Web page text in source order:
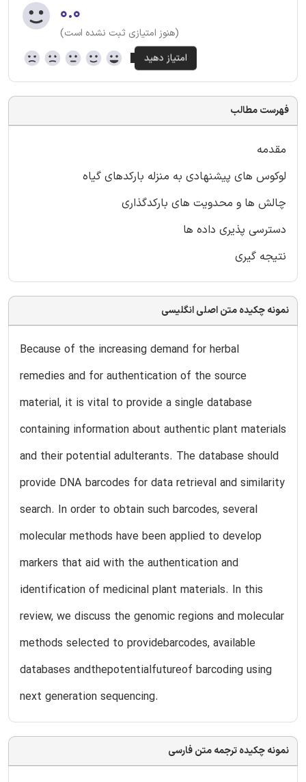
۰.۰
(هنوز امتیازی ثبت نشده است)
فهرست مطالب
مقدمه
لوکوس های پیشنهادی به منزله بارکدهای گیاه
چالش ها و محدویت های بارکدگذاری
دسترسی پذیری داده ها
نتیجه گیری
نمونه چکیده متن اصلی انگلیسی
Because of the increasing demand for herbal
remedies and for authentication of the source
material, it is vital to provide a single database
containing information about authentic plant materials
and their potential adulterants. The database should
provide DNA barcodes for data retrieval and similarity
search. In order to obtain such barcodes, several
molecular methods have been applied to develop
markers that aid with the authentication and
identification of medicinal plant materials. In this
review, we discuss the genomic regions and molecular
methods selected to providebarcodes, available
databases andthepotentialfutureof barcoding using
next generation sequencing.
نمونه چکیده ترجمه متن فارسی